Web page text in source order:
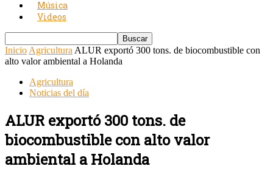
Música
Videos
Inicio Agricultura ALUR exportó 300 tons. de biocombustible con
alto valor ambiental a Holanda
Agricultura
Noticias del día
ALUR exportó 300 tons. de
biocombustible con alto valor
ambiental a Holanda